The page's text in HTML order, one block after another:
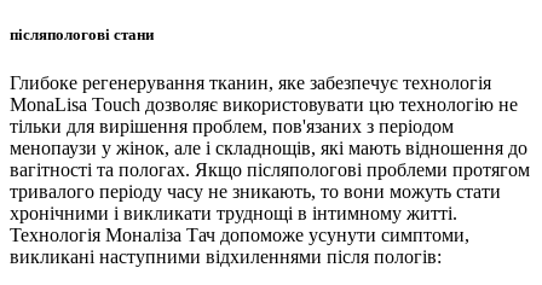
післяпологові стани
Глибоке регенерування тканин, яке забезпечує технологія
MonaLisa Touch дозволяє використовувати цю технологію не
тільки для вирішення проблем, пов'язаних з періодом
менопаузи у жінок, але і складнощів, які мають відношення до
вагітності та пологах. Якщо післяпологові проблеми протягом
тривалого періоду часу не зникають, то вони можуть стати
хронічними і викликати труднощі в інтимному житті.
Технологія Моналіза Тач допоможе усунути симптоми,
викликані наступними відхиленнями після пологів: